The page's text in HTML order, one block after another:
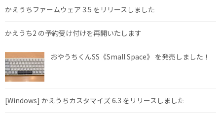
かえうちファームウェア 3.5 をリリースしました
かえうち2 の予約受け付けを再開いたします
おやうちくんSS《Small Space》 を発売しました！
[Windows] かえうちカスタマイズ 6.3 をリリースしました